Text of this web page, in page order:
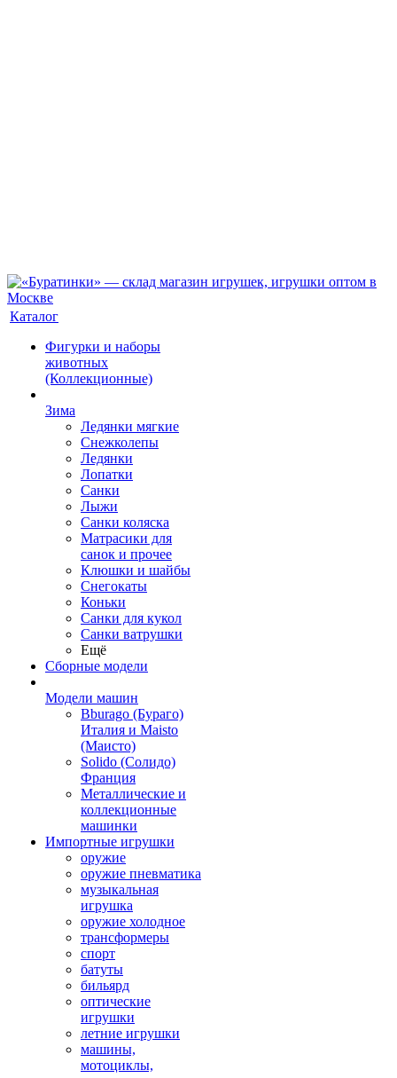
Каталог
Фигурки и наборы
животных
(Коллекционные)
Зима
Ледянки мягкие
Снежколепы
Ледянки
Лопатки
Санки
Лыжи
Санки коляска
Матрасики для
санок и прочее
Клюшки и шайбы
Снегокаты
Коньки
Санки для кукол
Санки ватрушки
Ещё
Сборные модели
Модели машин
Bburago (Бураго)
Италия и Maisto
(Маисто)
Solido (Солидо)
Франция
Металлические и
коллекционные
машинки
Импортные игрушки
оружие
оружие пневматика
музыкальная
игрушка
оружие холодное
трансформеры
спорт
батуты
бильярд
оптические
игрушки
летние игрушки
машины,
мотоциклы,